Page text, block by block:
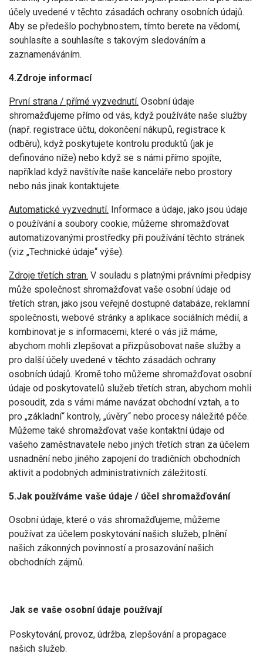
účely uvedené v těchto zásadách ochrany osobních údajů.
Aby se předešlo pochybnostem, tímto berete na vědomí,
souhlasíte a souhlasíte s takovým sledováním a
zaznamenáváním.
4.Zdroje informací
První strana / přímé vyzvednutí. Osobní údaje
shromažďujeme přímo od vás, když používáte naše služby
(např. registrace účtu, dokončení nákupů, registrace k
odběru), když poskytujete kontrolu produktů (jak je
definováno níže) nebo když se s námi přímo spojíte,
například když navštívíte naše kanceláře nebo prostory
nebo nás jinak kontaktujete.
Automatické vyzvednutí. Informace a údaje, jako jsou údaje
o používání a soubory cookie, můžeme shromažďovat
automatizovanými prostředky při používání těchto stránek
(viz „Technické údaje“ výše).
Zdroje třetích stran. V souladu s platnými právními předpisy
může společnost shromažďovat vaše osobní údaje od
třetích stran, jako jsou veřejně dostupné databáze, reklamní
společnosti, webové stránky a aplikace sociálních médií, a
kombinovat je s informacemi, které o vás již máme,
abychom mohli zlepšovat a přizpůsobovat naše služby a
pro další účely uvedené v těchto zásadách ochrany
osobních údajů. Kromě toho můžeme shromažďovat osobní
údaje od poskytovatelů služeb třetích stran, abychom mohli
posoudit, zda s vámi máme navázat obchodní vztah, a to
pro „základní“ kontroly, „úvěry“ nebo procesy náležité péče.
Můžeme také shromažďovat vaše kontaktní údaje od
vašeho zaměstnavatele nebo jiných třetích stran za účelem
usnadnění nebo jiného zapojení do tradičních obchodních
aktivit a podobných administrativních záležitostí.
5.Jak používáme vaše údaje / účel shromažďování
Osobní údaje, které o vás shromažďujeme, můžeme
používat za účelem poskytování našich služeb, plnění
našich zákonných povinností a prosazování našich
obchodních zájmů.
Jak se vaše osobní údaje používají
Poskytování, provoz, údržba, zlepšování a propagace
našich služeb.